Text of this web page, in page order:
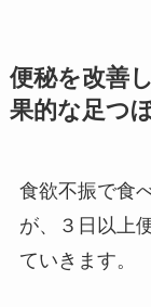
便秘を改善
果的な足つ
食欲不振で食
が、３日以上
ていきます。